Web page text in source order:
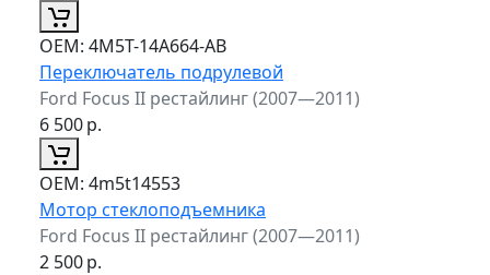
ОЕМ: 4M5T-14A664-AB
Переключатель подрулевой
Ford Focus II рестайлинг (2007—2011)
6 500р.
ОЕМ: 4m5t14553
Мотор стеклоподъемника
Ford Focus II рестайлинг (2007—2011)
2 500р.